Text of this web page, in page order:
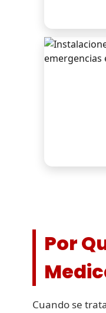
Por
Cuando se